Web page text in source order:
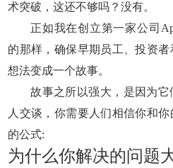
术突破，这还不够吗？没有。
正如我在创立第一家公司
的那样，确保早期员工、投资
想法变成一个故事。
故事之所以强大，是因为
人交谈，你需要人们相信你和
的公式:
为什么你解决的问题